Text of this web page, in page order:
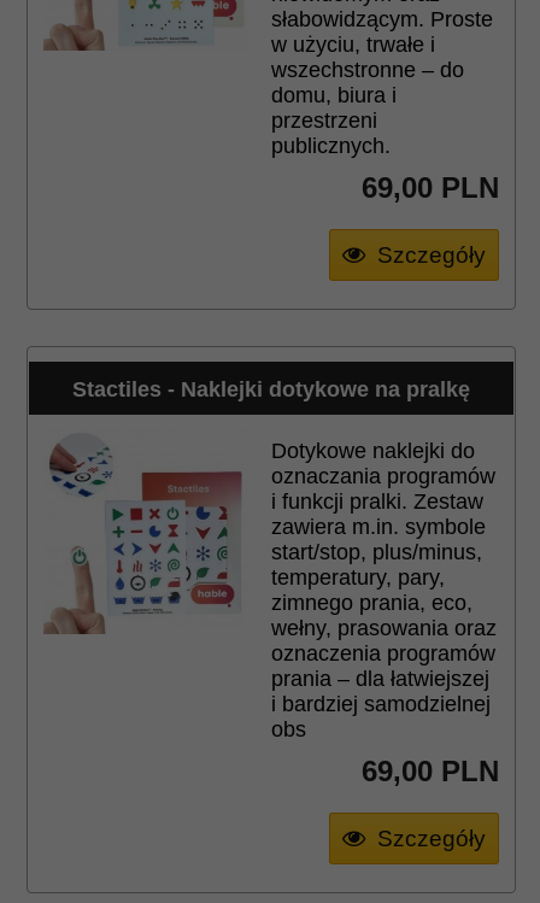
słabowidzącym. Proste
w użyciu, trwałe i
wszechstronne – do
domu, biura i
przestrzeni
publicznych.
69,00 PLN
Szczegóły
Stactiles - Naklejki dotykowe na pralkę
Dotykowe naklejki do
oznaczania programów
i funkcji pralki. Zestaw
zawiera m.in. symbole
start/stop, plus/minus,
temperatury, pary,
zimnego prania, eco,
wełny, prasowania oraz
oznaczenia programów
prania – dla łatwiejszej
i bardziej samodzielnej
obs
69,00 PLN
Szczegóły